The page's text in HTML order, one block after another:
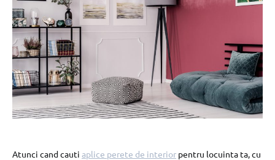
Atunci cand cauti aplice perete de interior pentru locuinta ta, cu